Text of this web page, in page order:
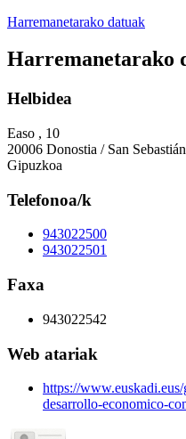
Harremanetarako datuak
Harremanetarako
Helbidea
Easo , 10
20006 Donostia / San Sebastián
Gipuzkoa
Telefonoa/k
943022500
943022501
Faxa
943022542
Web atariak
https://
desarrollo-economico-